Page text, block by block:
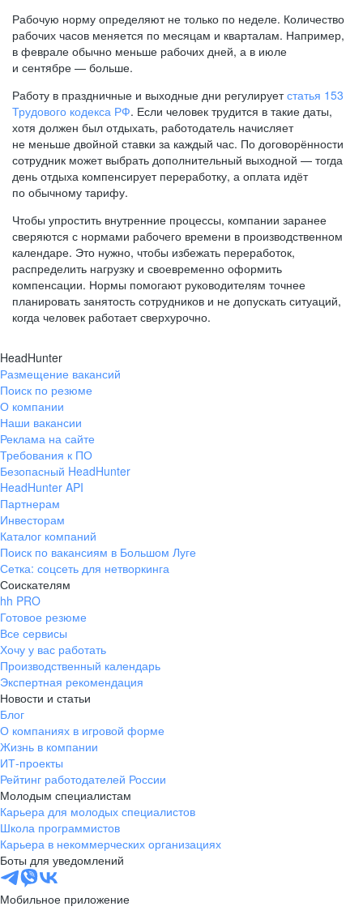
Рабочую норму определяют не только по неделе. Количество
рабочих часов меняется по месяцам и кварталам. Например,
в феврале обычно меньше рабочих дней, а в июле
и сентябре — больше.
Работу в праздничные и выходные дни регулируетстатья 153
Трудового кодекса РФ. Если человек трудится в такие даты,
хотя должен был отдыхать, работодатель начисляет
не меньше двойной ставки за каждый час. По договорённости
сотрудник может выбрать дополнительный выходной — тогда
день отдыха компенсирует переработку, а оплата идёт
по обычному тарифу.
Чтобы упростить внутренние процессы, компании заранее
сверяются с нормами рабочего времени в производственном
календаре. Это нужно, чтобы избежать переработок,
распределить нагрузку и своевременно оформить
компенсации. Нормы помогают руководителям точнее
планировать занятость сотрудников и не допускать ситуаций,
когда человек работает сверхурочно.
HeadHunter
Размещение вакансий
Поиск по резюме
О компании
Наши вакансии
Реклама на сайте
Требования к ПО
Безопасный HeadHunter
HeadHunter API
Партнерам
Инвесторам
Каталог компаний
Поиск по вакансиям в Большом Луге
Сетка: соцсеть для нетворкинга
Соискателям
hh PRO
Готовое резюме
Все сервисы
Хочу у вас работать
Производственный календарь
Экспертная рекомендация
Новости и статьи
Блог
О компаниях в игровой форме
Жизнь в компании
ИТ-проекты
Рейтинг работодателей России
Молодым специалистам
Карьера для молодых специалистов
Школа программистов
Карьера в некоммерческих организациях
Боты для уведомлений
Мобильное приложение